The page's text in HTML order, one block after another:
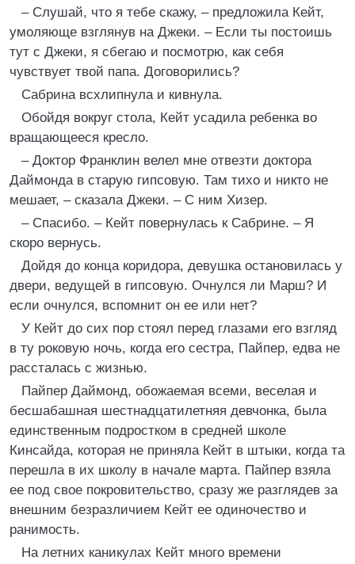
– Слушай, что я тебе скажу, – предложила Кейт,
умоляюще взглянув на Джеки. – Если ты постоишь
тут с Джеки, я сбегаю и посмотрю, как себя
чувствует твой папа. Договорились?
Сабрина всхлипнула и кивнула.
Обойдя вокруг стола, Кейт усадила ребенка во
вращающееся кресло.
– Доктор Франклин велел мне отвезти доктора
Даймонда в старую гипсовую. Там тихо и никто не
мешает, – сказала Джеки. – С ним Хизер.
– Спасибо. – Кейт повернулась к Сабрине. – Я
скоро вернусь.
Дойдя до конца коридора, девушка остановилась у
двери, ведущей в гипсовую. Очнулся ли Марш? И
если очнулся, вспомнит он ее или нет?
У Кейт до сих пор стоял перед глазами его взгляд
в ту роковую ночь, когда его сестра, Пайпер, едва не
рассталась с жизнью.
Пайпер Даймонд, обожаемая всеми, веселая и
бесшабашная шестнадцатилетняя девчонка, была
единственным подростком в средней школе
Кинсайда, которая не приняла Кейт в штыки, когда та
перешла в их школу в начале марта. Пайпер взяла
ее под свое покровительство, сразу же разглядев за
внешним безразличием Кейт ее одиночество и
ранимость.
На летних каникулах Кейт много времени